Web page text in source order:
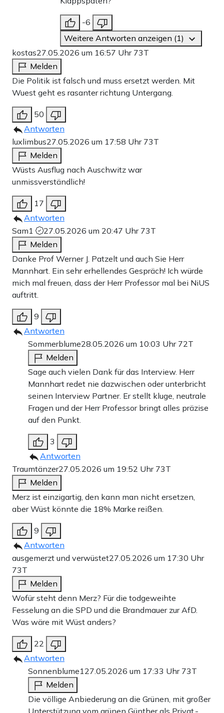
-6
Weitere Antworten anzeigen (1)
kostas27.05.2026 um 16:57 Uhr 73T
Melden
Die Politik ist falsch und muss ersetzt werden. Mit
Wuest geht es rasanter richtung Untergang.
50
Antworten
luxlimbus27.05.2026 um 17:58 Uhr 73T
Melden
Wüsts Ausflug nach Auschwitz war
unmissverständlich!
17
Antworten
Sam1
27.05.2026 um 20:47 Uhr 73T
Melden
Danke Prof Werner J. Patzelt und auch Sie Herr
Mannhart. Ein sehr erhellendes Gespräch! Ich würde
mich mal freuen, dass der Herr Professor mal bei NiUS
auftritt.
9
Antworten
Sommerblume28.05.2026 um 10:03 Uhr 72T
Melden
Sage auch vielen Dank für das Interview. Herr
Mannhart redet nie dazwischen oder unterbricht
seinen Interview Partner. Er stellt kluge, neutrale
Fragen und der Herr Professor bringt alles präzise
auf den Punkt.
3
Antworten
Traumtänzer27.05.2026 um 19:52 Uhr 73T
Melden
Merz ist einzigartig, den kann man nicht ersetzen,
aber Wüst könnte die 18% Marke reißen.
9
Antworten
ausgemerzt und verwüstet27.05.2026 um 17:30 Uhr
73T
Melden
Wofür steht denn Merz? Für die todgeweihte
Fesselung an die SPD und die Brandmauer zur AfD.
Was wäre mit Wüst anders?
22
Antworten
Sonnenblume127.05.2026 um 17:33 Uhr 73T
Melden
Die völlige Anbiederung an die Grünen, mit großer
Unterstützung vom grünen Günther als Privat,-